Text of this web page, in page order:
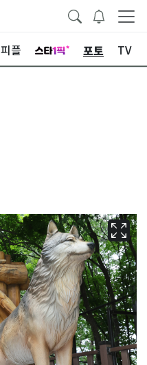
피플 포토 TV